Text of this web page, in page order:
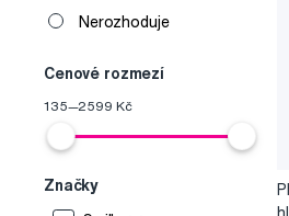
Nerozhoduje
Cenové rozmezí
135—2599 Kč
Značky